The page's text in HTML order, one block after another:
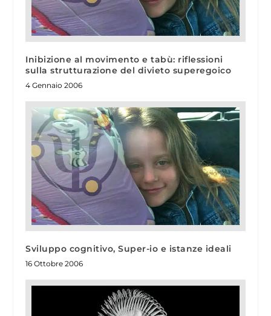
Inibizione al movimento e tabù: riflessioni
sulla strutturazione del divieto superegoico
4 Gennaio 2006
Sviluppo cognitivo, Super-io e istanze ideali
16 Ottobre 2006